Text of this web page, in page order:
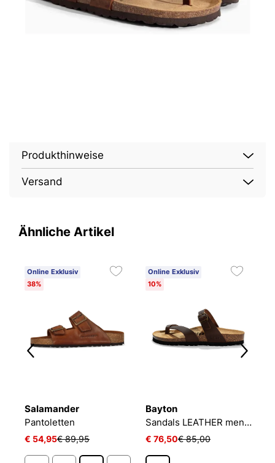
Produkthinweise
Versand
Ähnliche Artikel
Online Exklusiv
38%
Salamander
Pantoletten
€ 54,95€ 89,95
Online Exklusiv
10%
Bayton
Sandals LEATHER men DIANE
€ 76,50€ 85,00